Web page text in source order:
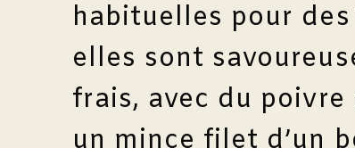
habituelles pour
elles sont
frais, avec du